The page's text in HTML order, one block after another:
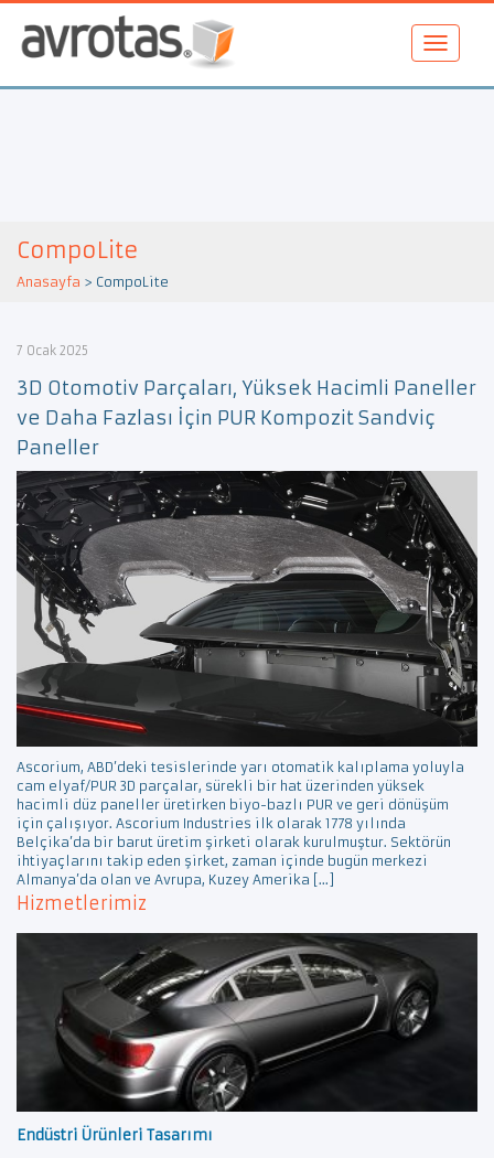
CompoLite
Anasayfa > CompoLite
7 Ocak 2025
3D Otomotiv Parçaları, Yüksek Hacimli Paneller
ve Daha Fazlası İçin PUR Kompozit Sandviç
Paneller
Ascorium, ABD’deki tesislerinde yarı otomatik kalıplama yoluyla
cam elyaf/PUR 3D parçalar, sürekli bir hat üzerinden yüksek
hacimli düz paneller üretirken biyo-bazlı PUR ve geri dönüşüm
için çalışıyor. Ascorium Industries ilk olarak 1778 yılında
Belçika’da bir barut üretim şirketi olarak kurulmuştur. Sektörün
ihtiyaçlarını takip eden şirket, zaman içinde bugün merkezi
Almanya’da olan ve Avrupa, Kuzey Amerika […]
Hizmetlerimiz
Endüstri Ürünleri Tasarımı